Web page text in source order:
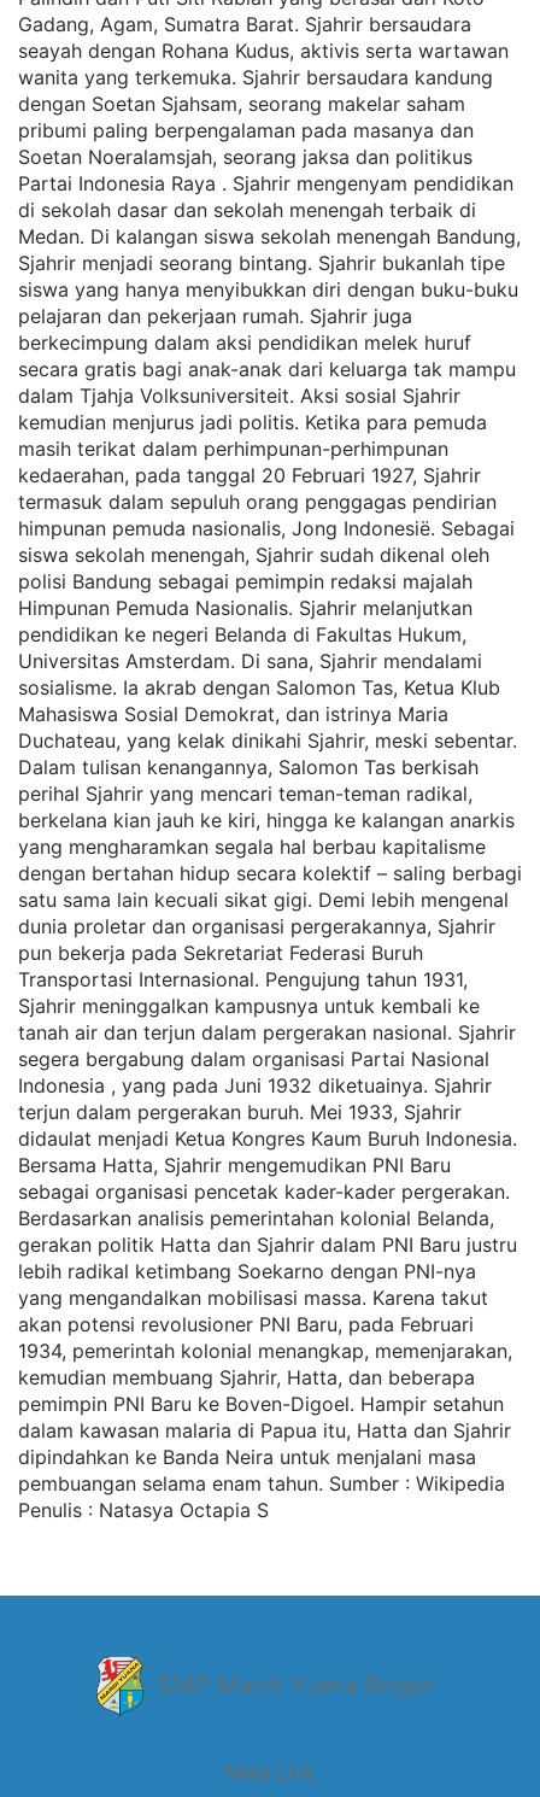
Gadang, Agam, Sumatra Barat. Sjahrir bersaudara
seayah dengan Rohana Kudus, aktivis serta wartawan
wanita yang terkemuka. Sjahrir bersaudara kandung
dengan Soetan Sjahsam, seorang makelar saham
pribumi paling berpengalaman pada masanya dan
Soetan Noeralamsjah, seorang jaksa dan politikus
Partai Indonesia Raya . Sjahrir mengenyam pendidikan
di sekolah dasar dan sekolah menengah terbaik di
Medan. Di kalangan siswa sekolah menengah Bandung,
Sjahrir menjadi seorang bintang. Sjahrir bukanlah tipe
siswa yang hanya menyibukkan diri dengan buku-buku
pelajaran dan pekerjaan rumah. Sjahrir juga
berkecimpung dalam aksi pendidikan melek huruf
secara gratis bagi anak-anak dari keluarga tak mampu
dalam Tjahja Volksuniversiteit. Aksi sosial Sjahrir
kemudian menjurus jadi politis. Ketika para pemuda
masih terikat dalam perhimpunan-perhimpunan
kedaerahan, pada tanggal 20 Februari 1927, Sjahrir
termasuk dalam sepuluh orang penggagas pendirian
himpunan pemuda nasionalis, Jong Indonesië. Sebagai
siswa sekolah menengah, Sjahrir sudah dikenal oleh
polisi Bandung sebagai pemimpin redaksi majalah
Himpunan Pemuda Nasionalis. Sjahrir melanjutkan
pendidikan ke negeri Belanda di Fakultas Hukum,
Universitas Amsterdam. Di sana, Sjahrir mendalami
sosialisme. Ia akrab dengan Salomon Tas, Ketua Klub
Mahasiswa Sosial Demokrat, dan istrinya Maria
Duchateau, yang kelak dinikahi Sjahrir, meski sebentar.
Dalam tulisan kenangannya, Salomon Tas berkisah
perihal Sjahrir yang mencari teman-teman radikal,
berkelana kian jauh ke kiri, hingga ke kalangan anarkis
yang mengharamkan segala hal berbau kapitalisme
dengan bertahan hidup secara kolektif – saling berbagi
satu sama lain kecuali sikat gigi. Demi lebih mengenal
dunia proletar dan organisasi pergerakannya, Sjahrir
pun bekerja pada Sekretariat Federasi Buruh
Transportasi Internasional. Pengujung tahun 1931,
Sjahrir meninggalkan kampusnya untuk kembali ke
tanah air dan terjun dalam pergerakan nasional. Sjahrir
segera bergabung dalam organisasi Partai Nasional
Indonesia , yang pada Juni 1932 diketuainya. Sjahrir
terjun dalam pergerakan buruh. Mei 1933, Sjahrir
didaulat menjadi Ketua Kongres Kaum Buruh Indonesia.
Bersama Hatta, Sjahrir mengemudikan PNI Baru
sebagai organisasi pencetak kader-kader pergerakan.
Berdasarkan analisis pemerintahan kolonial Belanda,
gerakan politik Hatta dan Sjahrir dalam PNI Baru justru
lebih radikal ketimbang Soekarno dengan PNI-nya
yang mengandalkan mobilisasi massa. Karena takut
akan potensi revolusioner PNI Baru, pada Februari
1934, pemerintah kolonial menangkap, memenjarakan,
kemudian membuang Sjahrir, Hatta, dan beberapa
pemimpin PNI Baru ke Boven-Digoel. Hampir setahun
dalam kawasan malaria di Papua itu, Hatta dan Sjahrir
dipindahkan ke Banda Neira untuk menjalani masa
pembuangan selama enam tahun. Sumber : Wikipedia
Penulis : Natasya Octapia S
SMP Mardi Yuana Bogor
Meta Link